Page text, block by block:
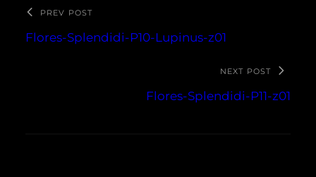
PREV POST
Flores-Splendidi-P10-Lupinus-z01
NEXT POST
Flores-Splendidi-P11-z01